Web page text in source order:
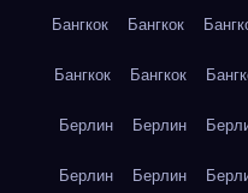
Бангкок Бангкок
Бангкок Бангкок
Берлин Берлин
Берлин Берлин